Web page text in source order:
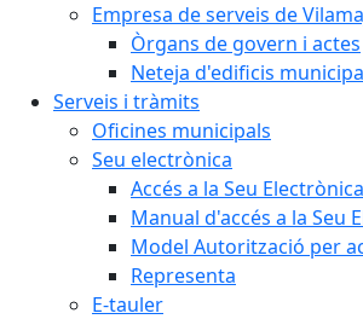
Empresa de serveis de
Òrgans de govern i actes
Neteja d'edificis
Serveis i tràmits
Oficines municipals
Seu electrònica
Accés a la Seu Electrònica
Manual d'accés a la Seu
Model Autorització per
Representa
E-tauler